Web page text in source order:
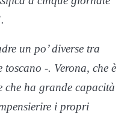
un po’ diverse tra
-. Verona, che è
che ha grande capacità
i propri